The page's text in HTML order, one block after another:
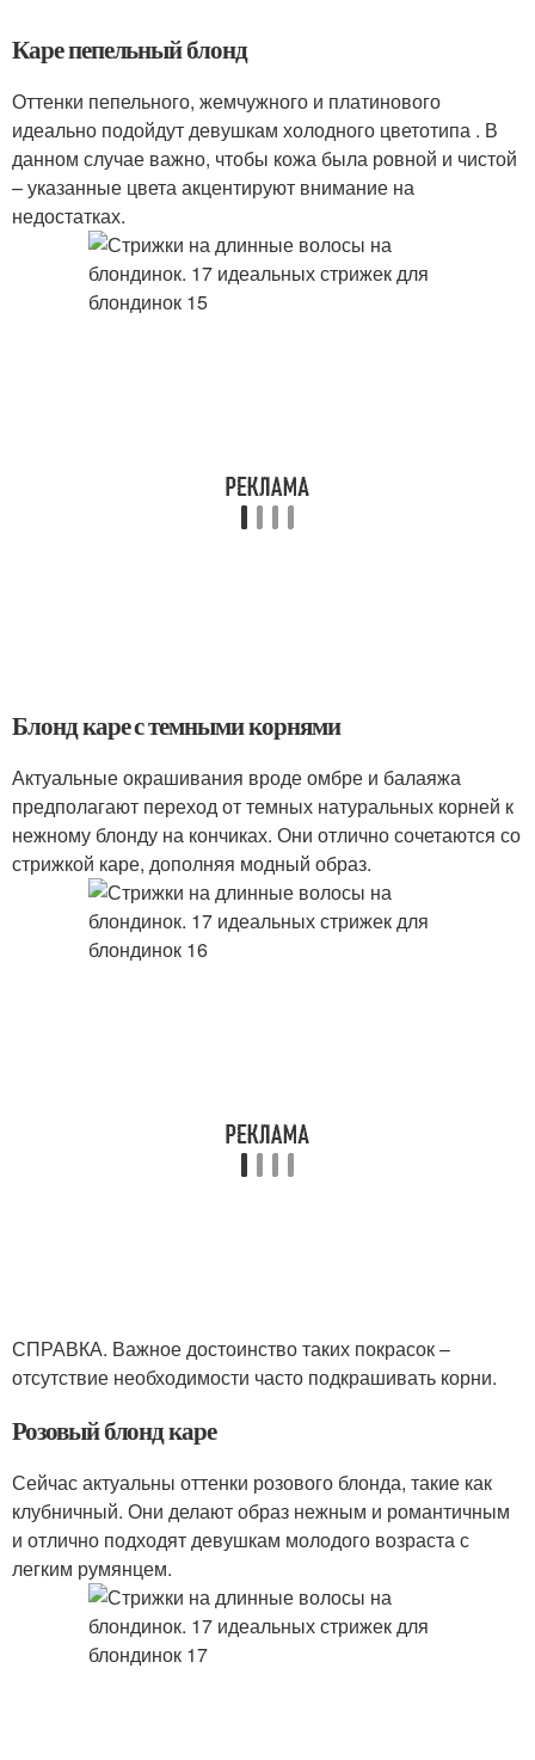
Каре пепельный блонд
Оттенки пепельного, жемчужного и платинового
идеально подойдут девушкам холодного цветотипа . В
данном случае важно, чтобы кожа была ровной и чистой
– указанные цвета акцентируют внимание на
недостатках.
Блонд каре с темными корнями
Актуальные окрашивания вроде омбре и балаяжа
предполагают переход от темных натуральных корней к
нежному блонду на кончиках. Они отлично сочетаются со
стрижкой каре, дополняя модный образ.
СПРАВКА. Важное достоинство таких покрасок –
отсутствие необходимости часто подкрашивать корни.
Розовый блонд каре
Сейчас актуальны оттенки розового блонда, такие как
клубничный. Они делают образ нежным и романтичным
и отлично подходят девушкам молодого возраста с
легким румянцем.